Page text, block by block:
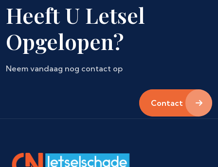
Heeft U Letsel
Opgelopen?
Neem vandaag nog contact op
Contact